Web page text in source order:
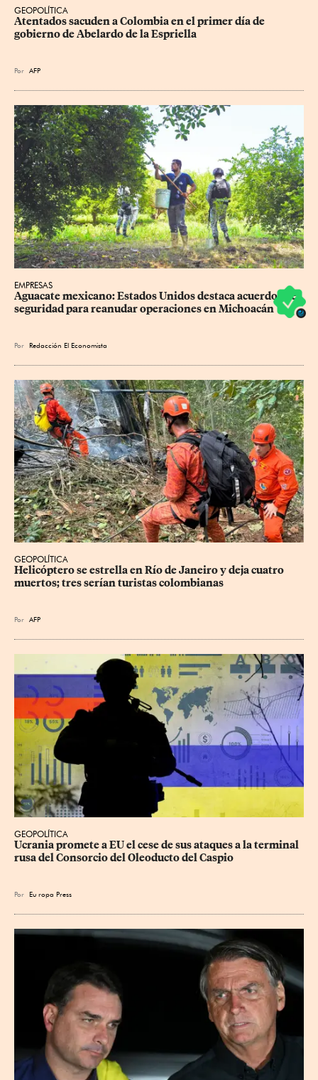
GEOPOLÍTICA
Atentados sacuden a Colombia en el primer día de
gobierno de Abelardo de la Espriella
Por AFP
EMPRESAS
Aguacate mexicano: Estados Unidos destaca acuerdos de
seguridad para reanudar operaciones en Michoacán
Por Redacción El Economista
GEOPOLÍTICA
Helicóptero se estrella en Río de Janeiro y deja cuatro
muertos; tres serían turistas colombianas
Por AFP
GEOPOLÍTICA
Ucrania promete a EU el cese de sus ataques a la terminal
rusa del Consorcio del Oleoducto del Caspio
Por Eu ropa Press